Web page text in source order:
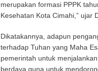
merupakan formasi PPPK
Kesehatan Kota Cimahi,” ujar
Dikatakannya, adapun
terhadap Tuhan yang Maha
pemerintah untuk
berdaya guna untuk